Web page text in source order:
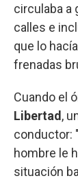
circulaba a
calles e
que lo
frenadas
Cuando el
Libertad ,
conductor:
hombre le
situación